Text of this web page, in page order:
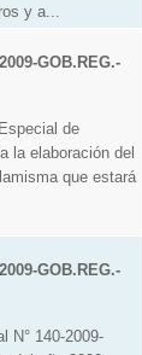
y a...
GOB.REG.-
de
la elaboración del
que estará
GOB.REG.-
N° 140-2009-